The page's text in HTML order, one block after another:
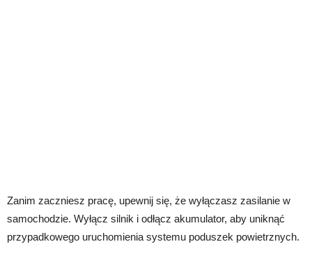
Zanim zaczniesz pracę, upewnij się, że wyłączasz zasilanie w
samochodzie. Wyłącz silnik i odłącz akumulator, aby uniknąć
przypadkowego uruchomienia systemu poduszek powietrznych.